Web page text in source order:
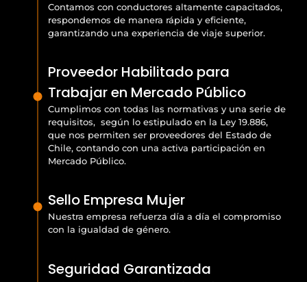
Contamos con conductores altamente capacitados,
respondemos de manera rápida y eficiente,
garantizando una experiencia de viaje superior.
Proveedor Habilitado para
Trabajar en Mercado Público
Cumplimos con todas las normativas y una serie de
requisitos, según lo estipulado en la Ley 19.886,
que nos permiten ser proveedores del Estado de
Chile, contando con una activa participación en
Mercado Público.
Sello Empresa Mujer
Nuestra empresa refuerza día a día el compromiso
con la igualdad de género.
Seguridad Garantizada